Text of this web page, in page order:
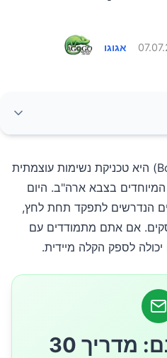
אגוגו
נוספות
נשימת קופסה (Box Breathing) היא טכניקת נשימות עוצמתית
בצבא ארה"ב. היום
הנדרשים לתפקד תחת לחץ,
אם אתם מתמודדים עם
יכולה לספק הקלה מיידית.
🎁 קבלו חינם: מדריך 30